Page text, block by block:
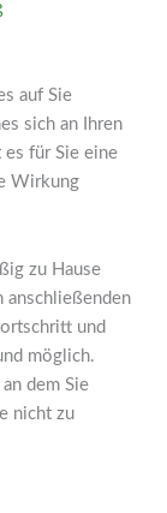
auf Sie
sich an Ihren
für Sie eine
Wirkung
zu Hause
anschließenden
und
möglich.
dem Sie
nicht zu